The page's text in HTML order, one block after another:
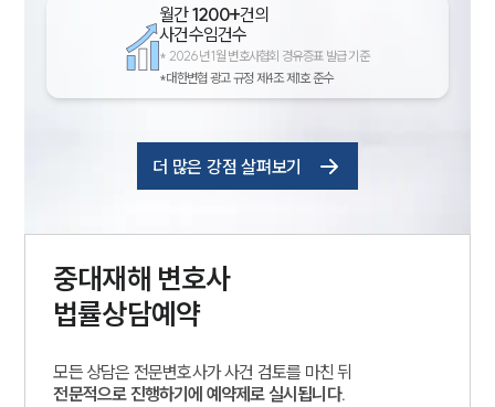
월간1200+건의
사건수임건수
* 2026년 1월 변호사협회 경유증표 발급 기준
*대한변협 광고 규정 제4조 제1호 준수
더 많은 강점 살펴보기
중대재해 변호사
법률상담예약
모든 상담은 전문변호사가 사건 검토를 마친 뒤
전문적으로 진행하기에 예약제로 실시됩니다.